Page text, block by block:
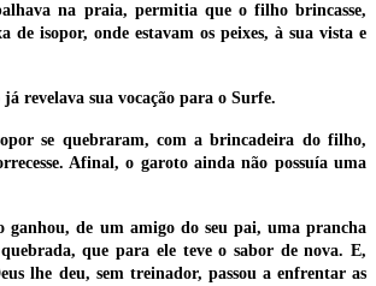
na praia, permitia que o filho brincasse,
de isopor, onde estavam os peixes, à sua vista e
já revelava sua vocação para o Surfe.
se quebraram, com a brincadeira do filho,
Afinal, o garoto ainda não possuía uma
ganhou, de um amigo do seu pai, uma prancha
que para ele teve o sabor de nova. E,
lhe deu, sem treinador, passou a enfrentar as